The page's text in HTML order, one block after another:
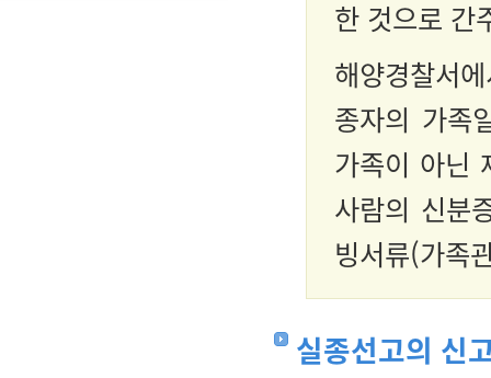
한 것으로 간
해양경찰서
종자의 가족
가족이 아닌
사람의 신분
빙서류(가족
실종선고의 신